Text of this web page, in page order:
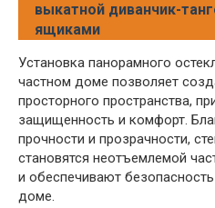
выкатной диванчик-
ящиками
Установка панорамного
частном доме позволяет
просторного пространства,
защищенность и комфорт.
прочности и прозрачности,
становятся неотъемлемой
и обеспечивают
доме.